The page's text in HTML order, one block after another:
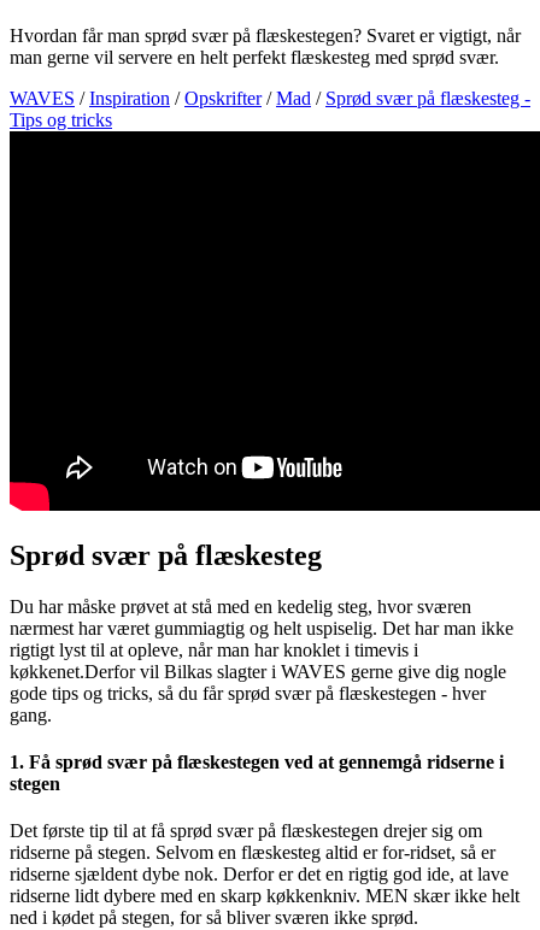
Hvordan får man sprød svær på flæskestegen? Svaret er vigtigt, når
man gerne vil servere en helt perfekt flæskesteg med sprød svær.
WAVES /Inspiration /Opskrifter/Mad / Sprød svær på flæskesteg -
Tips og tricks
Sprød svær på flæskesteg
Du har måske prøvet at stå med en kedelig steg, hvor sværen
nærmest har været gummiagtig og helt uspiselig. Det har man ikke
rigtigt lyst til at opleve, når man har knoklet i timevis i
køkkenet.Derfor vil Bilkas slagter i WAVES gerne give dig nogle
gode tips og tricks, så du får sprød svær på flæskestegen - hver
gang.
1. Få sprød svær på flæskestegen ved at gennemgå ridserne i
stegen
Det første tip til at få sprød svær på flæskestegen drejer sig om
ridserne på stegen. Selvom en flæskesteg altid er for-ridset, så er
ridserne sjældent dybe nok. Derfor er det en rigtig god ide, at lave
ridserne lidt dybere med en skarp køkkenkniv. MEN skær ikke helt
ned i kødet på stegen, for så bliver sværen ikke sprød.